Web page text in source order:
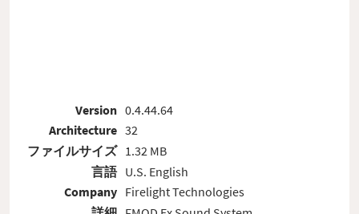
Version
Architecture
ファイルサイズ
言語
Company
0.4.44.64
32
1.32 MB
U.S. English
Firelight Technologies